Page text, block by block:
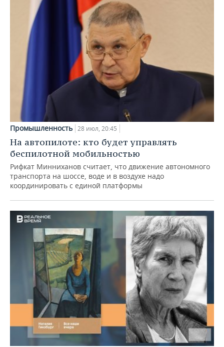
Промышленность 28 июл, 20:45
На автопилоте: кто будет управлять
беспилотной мобильностью
Рифкат Минниханов считает, что движение автономного
транспорта на шоссе, воде и в воздухе надо
координировать с единой платформы